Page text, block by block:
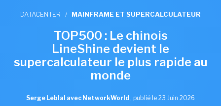
DATACENTER / MAINFRAME ET SUPERCALCULATEUR
TOP500 : Le chinois
LineShine devient le
supercalculateur le plus rapide au
monde
Serge Leblal avec NetworkWorld , publié le 23 Juin 2026